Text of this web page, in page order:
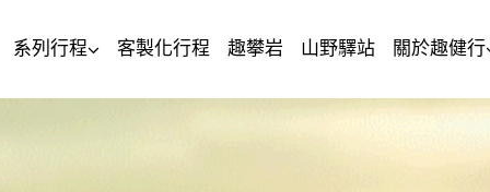
系列行程 客製化行程 趣攀岩 山野驛站 關於趣健行